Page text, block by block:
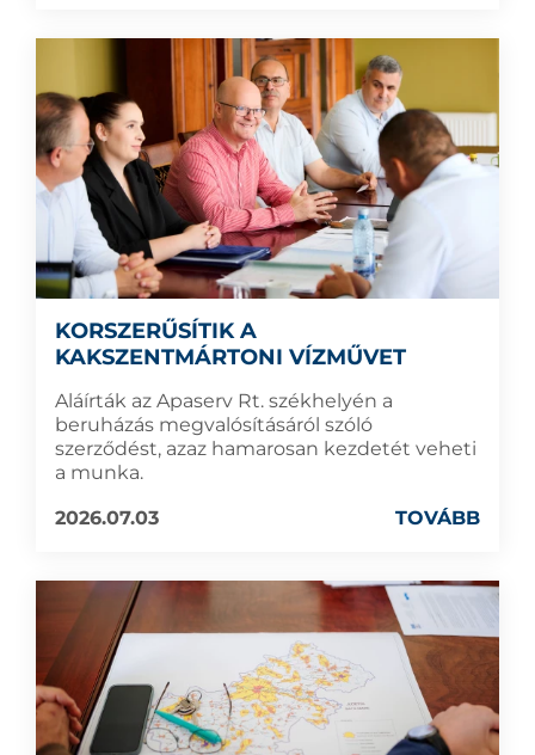
KORSZERŰSÍTIK A
KAKSZENTMÁRTONI VÍZMŰVET
Aláírták az Apaserv Rt. székhelyén a
beruházás megvalósításáról szóló
szerződést, azaz hamarosan kezdetét veheti
a munka.
2026.07.03
TOVÁBB